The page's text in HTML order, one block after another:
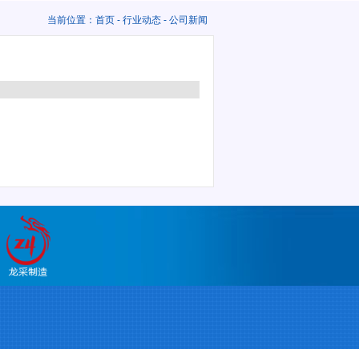
当前位置： 首页- 行业动态- 公司新闻